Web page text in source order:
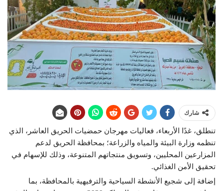
شارك
تنطلق، غدًا الأربعاء، فعاليات مهرجان حمضيات الحريق العاشر، الذي
تنظمه وزارة البيئة والمياه والزراعة؛ بمحافظة الحريق لدعم
المزارعين المحليين، وتسويق منتجاتهم المتنوعة، وذلك للإسهام في
تحقيق الأمن الغذائي.
إضافة إلى شجيع الأنشطة السياحية والترفيهية بالمحافظة، بما